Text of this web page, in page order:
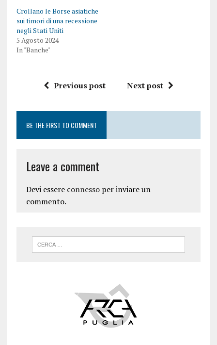
Crollano le Borse asiatiche
sui timori di una recessione
negli Stati Uniti
5 Agosto 2024
In "Banche"
Previous post Next post
BE THE FIRST TO COMMENT
Leave a comment
Devi essere connessoper inviare un
commento.